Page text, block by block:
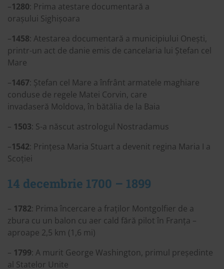
–1280: Prima atestare documentară a
orașului Sighișoara
–1458: Atestarea documentară a municipiului Onești,
printr-un act de danie emis de cancelaria lui Ștefan cel
Mare
–1467: Ștefan cel Mare a înfrânt armatele maghiare
conduse de regele Matei Corvin, care
invadaseră Moldova, în bătălia de la Baia
– 1503: S-a născut astrologul Nostradamus
–1542: Prințesa Maria Stuart a devenit regina Maria I a
Scoției
14 decembrie 1700 – 1899
– 1782: Prima încercare a fraților Montgolfier de a
zbura cu un balon cu aer cald fără pilot în Franța –
aproape 2,5 km (1,6 mi)
– 1799: A murit George Washington, primul președinte
al Statelor Unite